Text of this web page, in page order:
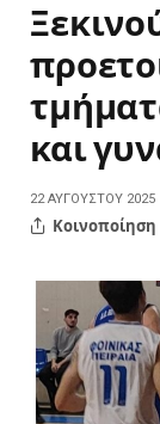
και
22 ΑΥΓΟΎΣΤΟΥ 2025
Κοινοποίηση